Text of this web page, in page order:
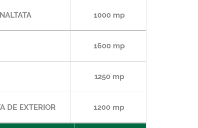
1000 mp
1600 mp
1250 mp
DE EXTERIOR 1200 mp